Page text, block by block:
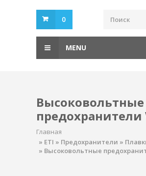
0
MENU
Высоковольтные
предохранители
Главная
» ETI » Предохранители »
» Высоковольтные